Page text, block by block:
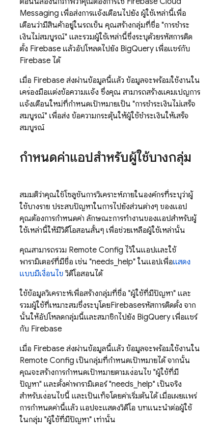
Messaging เพื่อส่งการแจ้งเตือนไปยัง ผู้ใช้เหล่านี้เพื่อ
เตือนว่ามีสินค้าอยู่ในรถเข็น คุณสร้างกลุ่มที่ชื่อ "การชำระ
เงินไม่สมบูรณ์" และรวมผู้ใช้เหล่านี้ซึ่งระบุด้วยรหัสการติด
ตั้ง Firebase แล้วอัปโหลดไปยัง BigQuery เพื่อแชร์กับ
Firebase ได้
เมื่อ Firebase ส่งผ่านข้อมูลนี้แล้ว ข้อมูลจะพร้อมใช้งานใน
เครื่องมือแต่งข้อความแจ้ง ซึ่งคุณ สามารถสร้างแคมเปญการ
แจ้งเตือนใหม่ที่กำหนดเป้าหมายเป็น "การชำระเงินไม่เสร็จ
สมบูรณ์" เพื่อส่ง ข้อความกระตุ้นให้ผู้ใช้ชำระเงินให้เสร็จ
สมบูรณ์
กำหนดค่าแอปสำหรับผู้ใช้บางกลุ่ม
สมมติว่าคุณใช้โซลูชันการวิเคราะห์ภายในองค์กรที่ระบุว่าผู้
ใช้บางราย ประสบปัญหาในการไปยังส่วนต่างๆ ของแอป
คุณต้องการกำหนดค่า ลักษณะการทำงานของแอปสำหรับผู้
ใช้เหล่านี้ให้มีวิดีโอสอนสั้นๆ เพื่อช่วยเหลือผู้ใช้เหล่านั้น
คุณสามารถรวม Remote Config ไว้ในแอปและใช้
พารามิเตอร์ที่มีชื่อ เช่น "needs_help" ในแอปเพื่อแสดง
แบบมีเงื่อนไข วิดีโอสอนได้
ใช้ข้อมูลวิเคราะห์เพื่อสร้างกลุ่มที่ชื่อ "ผู้ใช้ที่มีปัญหา" และ
รวมผู้ใช้ที่เหมาะสมซึ่งระบุโดยFirebaseรหัสการติดตั้ง จาก
นั้นให้อัปโหลดกลุ่มนี้และสมาชิกไปยัง BigQuery เพื่อแชร์
กับ Firebase
เมื่อ Firebase ส่งผ่านข้อมูลนี้แล้ว ข้อมูลจะพร้อมใช้งานใน
Remote Config เป็นกลุ่มที่กำหนดเป้าหมายได้ จากนั้น
คุณจะสร้างการกำหนดเป้าหมายตามเงื่อนไข "ผู้ใช้ที่มี
ปัญหา" และตั้งค่าพารามิเตอร์ "needs_help" เป็นจริง
สำหรับเงื่อนไขนี้ และเป็นเท็จโดยค่าเริ่มต้นได้ เมื่อเผยแพร่
การกำหนดค่านี้แล้ว แอปจะแสดงวิดีโอ บทแนะนำต่อผู้ใช้
ในกลุ่ม "ผู้ใช้ที่มีปัญหา" เท่านั้น